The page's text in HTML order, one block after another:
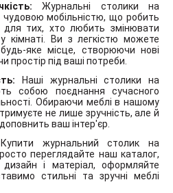
Журнальні столики на
чудовою мобільністю, що робить
для тих, хто любить змінювати
кімнаті. Ви з легкістю можете
яке місце, створюючи нові
простір під ваші потреби.
Наші журнальні столики на
собою поєднання сучасного
Обираючи меблі в нашому
не лише зручність, але й
ваш інтер'єр.
журнальний столик на
переглядайте наш каталог,
і матеріал, оформляйте
стильні та зручні меблі